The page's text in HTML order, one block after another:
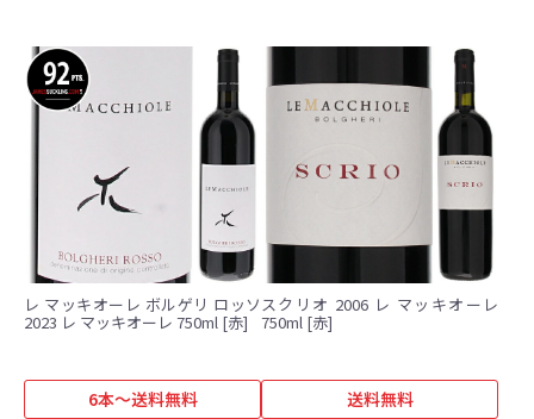
レ マッキオーレ ボルゲリ ロッソ
2023 レ マッキオーレ 750ml [赤]
6本～送料無料
スクリオ 2006 レ マッキオーレ
750ml [赤]
送料無料